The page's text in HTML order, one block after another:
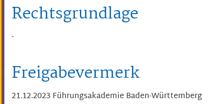
Rechtsgrundlage
-
Freigabevermerk
21.12.2023 Führungsakademie Baden-Württemberg